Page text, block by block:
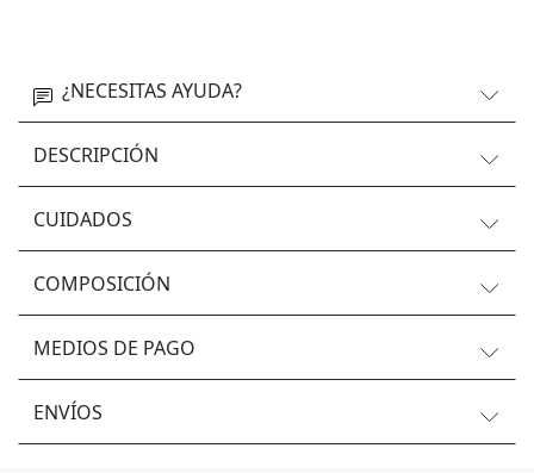
¿NECESITAS AYUDA?
DESCRIPCIÓN
CUIDADOS
COMPOSICIÓN
MEDIOS DE PAGO
ENVÍOS